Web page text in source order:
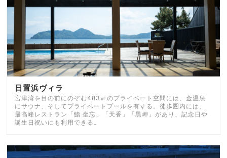
日置浜ヴィラ
宮津湾を目の前にのぞむ483㎡のプライベート空間には、金温泉
にサウナ、そしてプライベートプールを有する。徒歩圏内には、
最高峰レストラン「鮨 坐忘」「天香」「黒岬」があり、記念日や
誕生日祝いにも利用できる。